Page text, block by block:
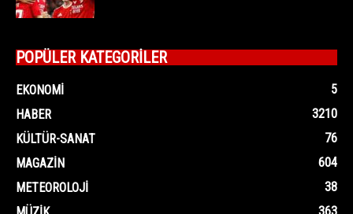
POPÜLER KATEGORİLER
EKONOMI
5
HABER
3210
KÜLTÜR-SANAT
76
MAGAZIN
604
METEOROLOJI
38